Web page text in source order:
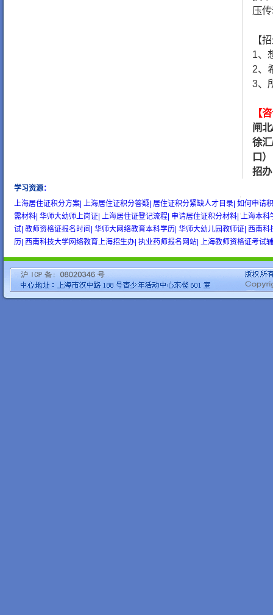
压
【
1、
2、
3、
【
闸
徐
口）
招
学习资源：
上海居住证积分方案| 上海居住证积分答疑| 居住证积分紧缺人才目录| 如何申请
需材料| 华师大幼师上岗证| 上海居住证登记流程| 申请居住证积分材料| 上海本科
试| 教师资格证报名时间| 华师大网络教育本科学历| 华师大幼儿园教师证| 西南科
历| 西南科技大学网络教育上海招生办| 执业药师报名网站| 上海教师资格证考试